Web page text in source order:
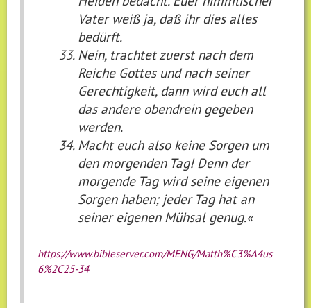
Vater weiß ja, daß ihr dies alles
bedürft.
Nein, trachtet zuerst nach dem
Reiche Gottes und nach seiner
Gerechtigkeit, dann wird euch all
das andere obendrein gegeben
werden.
Macht euch also keine Sorgen um
den morgenden Tag! Denn der
morgende Tag wird seine eigenen
Sorgen haben; jeder Tag hat an
seiner eigenen Mühsal genug.«
https://www.bibleserver.com/MENG/Matth%C3%A4us
6%2C25-34